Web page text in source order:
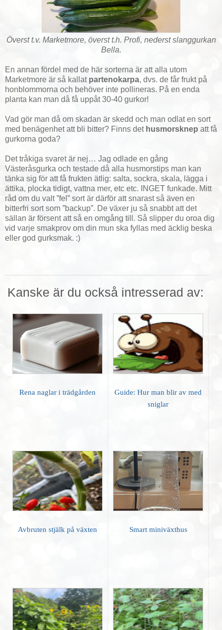
Överst t.v. Marketmore, överst t.h. Profi, nederst slanggurkan
Bella.
En annan fördel med de här sorterna är att alla utom
Marketmore är så kallat partenokarpa, dvs. de får frukt på
honblommorna och behöver inte pollineras. På en enda
planta kan man då få uppåt 30-40 gurkor!
Vad gör man då om skadan är skedd och man odlat en sort
med benägenhet att bli bitter? Finns det husmorsknep att få
gurkorna goda?
Det tråkiga svaret är nej… Jag odlade en gång
Västeråsgurka och testade då alla husmorstips man kan
tänka sig för att få frukten ätlig: salta, sockra, skala, lägga i
ättika, plocka tidigt, vattna mer, etc etc. INGET funkade. Mitt
råd om du valt ”fel” sort är därför att snarast så även en
bitterfri sort som ”backup”. De växer ju så snabbt att det
sällan är försent att så en omgång till. Så slipper du oroa dig
vid varje smakprov om din mun ska fyllas med äcklig beska
eller god gurksmak. :)
Kanske är du också intresserad av:
Rena naglar i trädgården
Guide: Hur man blir av med
sniglar
Avbruten stjälk på växten Smart miniväxthus